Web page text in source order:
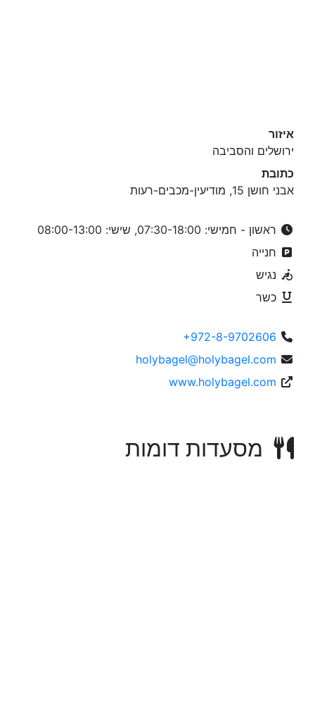
איזור
ירושלים והסביבה
כתובת
אבני חושן 15, מודיעין-מכבים-רעות
ראשון - חמישי: 07:30-18:00, שישי: 08:00-13:00
חנייה
נגיש
כשר
+972-8-9702606
holybagel@holybagel.com
www.holybagel.com
מסעדות דומות